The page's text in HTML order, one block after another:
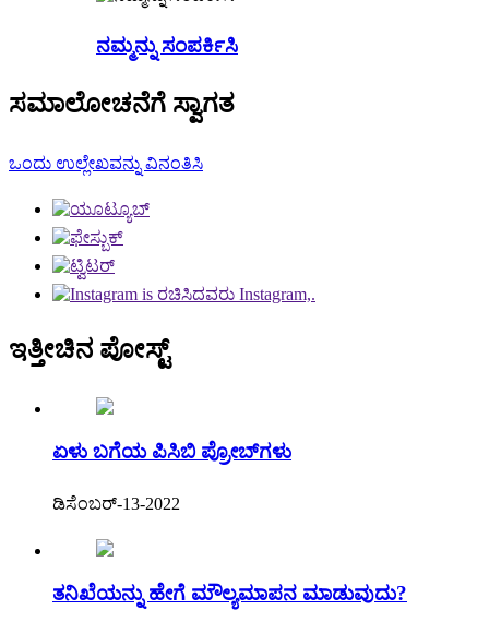
ನಮ್ಮನ್ನು ಸಂಪರ್ಕಿಸಿ
ಸಮಾಲೋಚನೆಗೆ ಸ್ವಾಗತ
ಒಂದು ಉಲ್ಲೇಖವನ್ನು ವಿನಂತಿಸಿ
ಇತ್ತೀಚಿನ ಪೋಸ್ಟ್
ಏಳು ಬಗೆಯ ಪಿಸಿಬಿ ಪ್ರೋಬ್‌ಗಳು
ಡಿಸೆಂಬರ್-13-2022
ತನಿಖೆಯನ್ನು ಹೇಗೆ ಮೌಲ್ಯಮಾಪನ ಮಾಡುವುದು?